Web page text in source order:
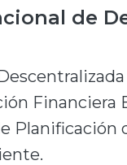
de
Financiera
Planificación